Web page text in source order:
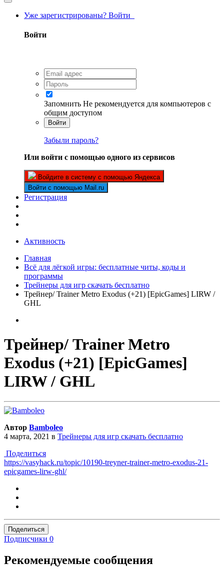
Уже зарегистрированы? Войти
Войти
Запомнить Не рекомендуется для компьютеров с
общим доступом
Войти
Забыли пароль?
Или войти с помощью одного из сервисов
Войдите в систему с помощью Яндекса
Войти с помощью Mail.ru
Регистрация
Активность
Главная
Всё для лёгкой игры: бесплатные читы, коды и
программы
Трейнеры для игр скачать бесплатно
Трейнер/ Trainer Metro Exodus (+21) [EpicGames] LIRW /
GHL
Трейнер/ Trainer Metro
Exodus (+21) [EpicGames]
LIRW / GHL
Автор Bamboleo
4 марта, 2021 в Трейнеры для игр скачать бесплатно
Поделиться
https://vasyhack.ru/topic/10190-treyner-trainer-metro-exodus-21-
epicgames-lirw-ghl/
Поделиться
Подписчики 0
Рекомендуемые сообщения